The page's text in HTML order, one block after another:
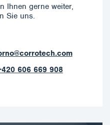
Ihnen gerne weiter,
Sie uns.
606 669 908